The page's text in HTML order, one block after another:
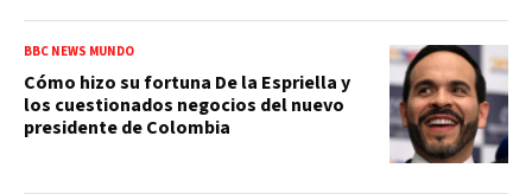
BBC NEWS MUNDO
Cómo hizo su fortuna De la Espriella y
los cuestionados negocios del nuevo
presidente de Colombia